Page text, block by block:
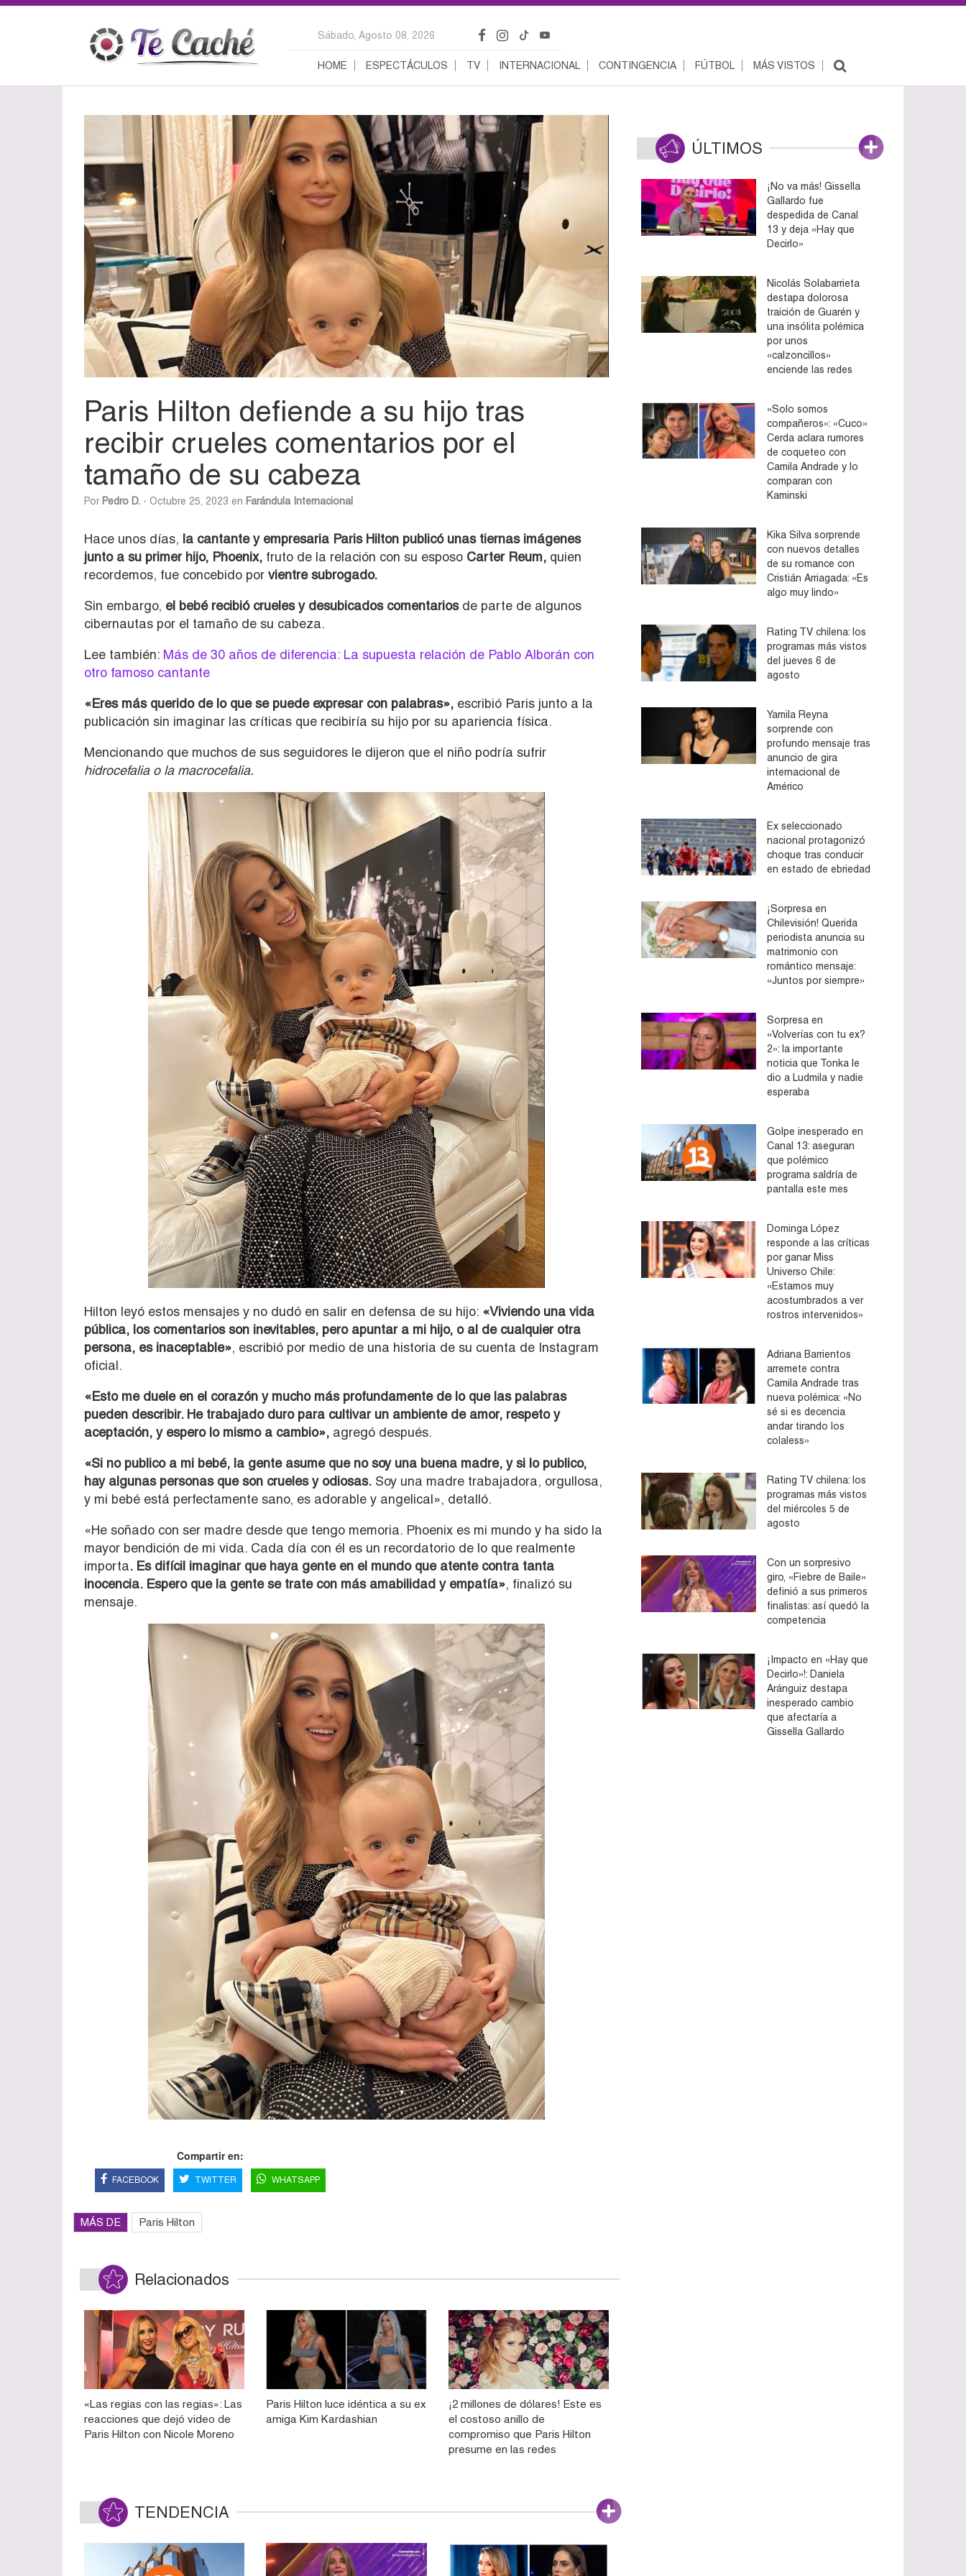
Sábado, Agosto 08, 2026
HOME ESPECTÁCULOS TV INTERNACIONAL CONTINGENCIA FÚTBOL MÁS VISTOS
Paris Hilton defiende a su hijo tras
recibir crueles comentarios por el
tamaño de su cabeza
Por Pedro D. - Octubre 25, 2023 en Farándula Internacional
Hace unos días, la cantante y empresaria Paris Hilton publicó unas tiernas imágenes
junto a su primer hijo, Phoenix, fruto de la relación con su esposo Carter Reum, quien
recordemos, fue concebido por vientre subrogado.
Sin embargo, el bebé recibió crueles y desubicados comentariosde parte de algunos
cibernautas por el tamaño de su cabeza.
Lee también: Más de 30 años de diferencia: La supuesta relación de Pablo Alborán con
otro famoso cantante
«Eres más querido de lo que se puede expresar con palabras», escribió Paris junto a la
publicación sin imaginar las críticas que recibiría su hijo por su apariencia física.
Mencionando que muchos de sus seguidores le dijeron que el niño podría sufrir
hidrocefalia o la macrocefalia.
Hilton leyó estos mensajes y no dudó en salir en defensa de su hijo: «Viviendo una vida
pública, los comentarios son inevitables, pero apuntar a mi hijo, o al de cualquier otra
persona, es inaceptable», escribió por medio de una historia de su cuenta de Instagram
oficial.
«Esto me duele en el corazón y mucho más profundamente de lo que las palabras
pueden describir. He trabajado duro para cultivar un ambiente de amor, respeto y
aceptación, y espero lo mismo a cambio», agregó después.
«Si no publico a mi bebé, la gente asume que no soy una buena madre, y si lo publico,
hay algunas personas que son crueles y odiosas. Soy una madre trabajadora, orgullosa,
y mi bebé está perfectamente sano, es adorable y angelical», detalló.
«He soñado con ser madre desde que tengo memoria. Phoenix es mi mundo y ha sido la
mayor bendición de mi vida. Cada día con él es un recordatorio de lo que realmente
importa. Es difícil imaginar que haya gente en el mundo que atente contra tanta
inocencia. Espero que la gente se trate con más amabilidad y empatía», finalizó su
mensaje.
Compartir en:
FACEBOOK TWITTER WHATSAPP
MÁS DE Paris Hilton
Relacionados
«Las regias con las regias»: Las
reacciones que dejó video de
Paris Hilton con Nicole Moreno
Paris Hilton luce idéntica a su ex
amiga Kim Kardashian
¡2 millones de dólares! Este es
el costoso anillo de
compromiso que Paris Hilton
presume en las redes
TENDENCIA
ÚLTIMOS
¡No va más! Gissella
Gallardo fue
despedida de Canal
13 y deja «Hay que
Decirlo»
Nicolás Solabarrieta
destapa dolorosa
traición de Guarén y
una insólita polémica
por unos
«calzoncillos»
enciende las redes
«Solo somos
compañeros»: «Cuco»
Cerda aclara rumores
de coqueteo con
Camila Andrade y lo
comparan con
Kaminski
Kika Silva sorprende
con nuevos detalles
de su romance con
Cristián Arriagada: «Es
algo muy lindo»
Rating TV chilena: los
programas más vistos
del jueves 6 de
agosto
Yamila Reyna
sorprende con
profundo mensaje tras
anuncio de gira
internacional de
Américo
Ex seleccionado
nacional protagonizó
choque tras conducir
en estado de ebriedad
¡Sorpresa en
Chilevisión! Querida
periodista anuncia su
matrimonio con
romántico mensaje:
«Juntos por siempre»
Sorpresa en
«Volverías con tu ex?
2»: la importante
noticia que Tonka le
dio a Ludmila y nadie
esperaba
Golpe inesperado en
Canal 13: aseguran
que polémico
programa saldría de
pantalla este mes
Dominga López
responde a las críticas
por ganar Miss
Universo Chile:
«Estamos muy
acostumbrados a ver
rostros intervenidos»
Adriana Barrientos
arremete contra
Camila Andrade tras
nueva polémica: «No
sé si es decencia
andar tirando los
colaless»
Rating TV chilena: los
programas más vistos
del miércoles 5 de
agosto
Con un sorpresivo
giro, «Fiebre de Baile»
definió a sus primeros
finalistas: así quedó la
competencia
¡Impacto en «Hay que
Decirlo»!: Daniela
Aránguiz destapa
inesperado cambio
que afectaría a
Gissella Gallardo